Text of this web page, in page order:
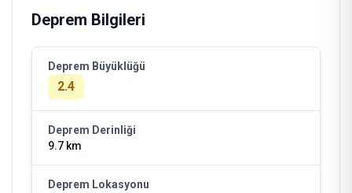
Deprem Bilgileri
Deprem Büyüklüğü
2.4
Deprem Derinliği
9.7 km
Deprem Lokasyonu